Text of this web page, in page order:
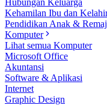
Hubungan Keluarga
Kehamilan Ibu dan
Pendidikan Anak &
Komputer
Lihat semua Komputer
Microsoft Office
Akuntansi
Software & Aplikasi
Internet
Graphic Design